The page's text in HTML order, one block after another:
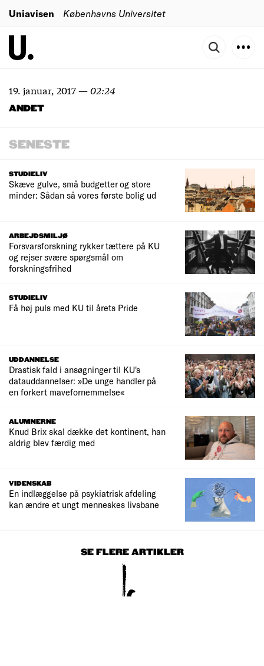
Uniavisen Københavns Universitet
19. januar, 2017—02:24
ANDET
SENESTE
STUDIELIV
Skæve gulve, små budgetter og store
minder: Sådan så vores første bolig ud
ARBEJDSMILJØ
Forsvarsforskning rykker tættere på KU
og rejser svære spørgsmål om
forskningsfrihed
STUDIELIV
Få høj puls med KU til årets Pride
UDDANNELSE
Drastisk fald i ansøgninger til KU's
datauddannelser: »De unge handler på
en forkert mavefornemmelse«
ALUMNERNE
Knud Brix skal dække det kontinent, han
aldrig blev færdig med
VIDENSKAB
En indlæggelse på psykiatrisk afdeling
kan ændre et ungt menneskes livsbane
SE FLERE ARTIKLER